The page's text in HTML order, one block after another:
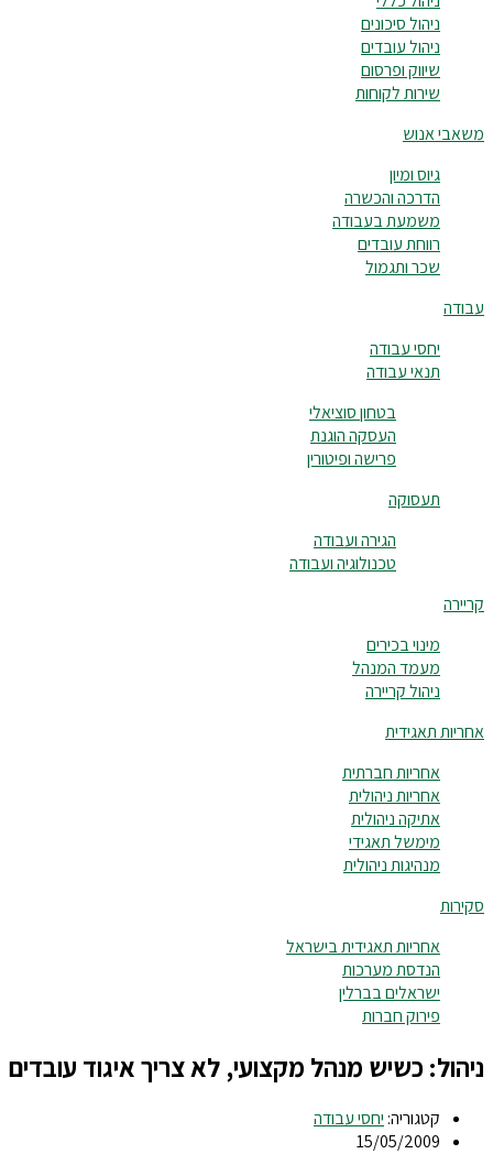
ניהול סיכונים
ניהול עובדים
שיווק ופרסום
שירות לקוחות
משאבי אנוש
גיוס ומיון
הדרכה והכשרה
משמעת בעבודה
רווחת עובדים
שכר ותגמול
עבודה
יחסי עבודה
תנאי עבודה
בטחון סוציאלי
העסקה הוגנת
פרישה ופיטורין
תעסוקה
הגירה ועבודה
טכנולוגיה ועבודה
קריירה
מינוי בכירים
מעמד המנהל
ניהול קריירה
אחריות תאגידית
אחריות חברתית
אחריות ניהולית
אתיקה ניהולית
מימשל תאגידי
מנהיגות ניהולית
סקירות
אחריות תאגידית בישראל
הנדסת מערכות
ישראלים בברלין
פירוק חברות
ניהול: כשיש מנהל מקצועי, לא צריך איגוד עובדים
קטגוריה: יחסי עבודה
15/05/2009